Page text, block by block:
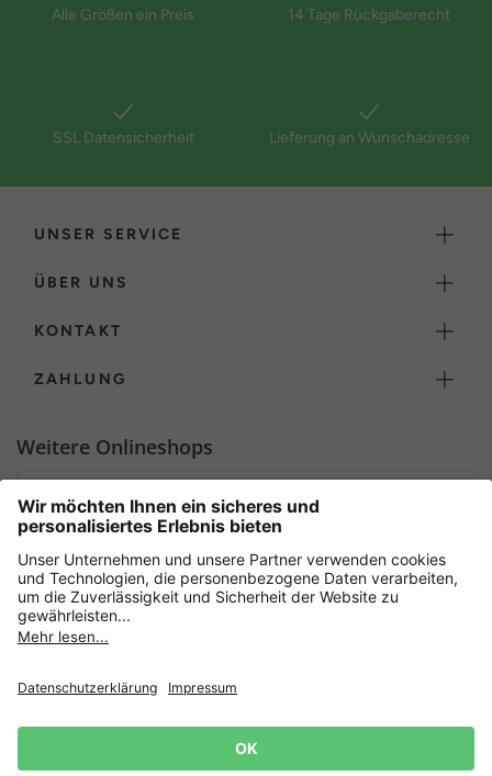
Alle Größen ein Preis 14 Tage Rückgaberecht
SSL Datensicherheit Lieferung an Wunschadresse
UNSER SERVICE
ÜBER UNS
KONTAKT
ZAHLUNG
Weitere Onlineshops
Sicher einkaufen mit
Widerrufsrecht
Impressum
Newsletter
Jetzt